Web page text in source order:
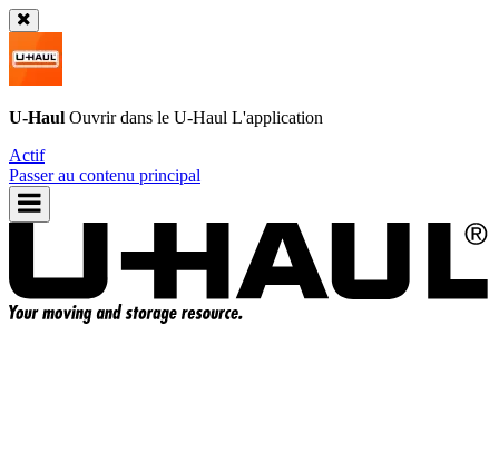
U-Haul Ouvrir dans le U-Haul L'application
Actif
Passer au contenu principal